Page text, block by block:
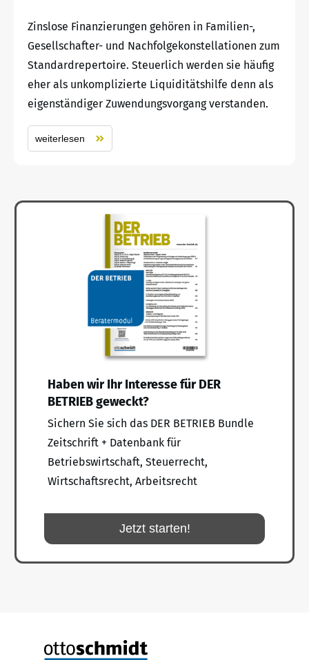
Zinslose Finanzierungen gehören in Familien-,
Gesellschafter- und Nachfolgekonstellationen zum
Standardrepertoire. Steuerlich werden sie häufig
eher als unkomplizierte Liquiditätshilfe denn als
eigenständiger Zuwendungsvorgang verstanden.
weiterlesen
Haben wir Ihr Interesse für DER
BETRIEB geweckt?
Sichern Sie sich das DER BETRIEB Bundle
Zeitschrift + Datenbank für
Betriebswirtschaft, Steuerrecht,
Wirtschaftsrecht, Arbeitsrecht
Jetzt starten!